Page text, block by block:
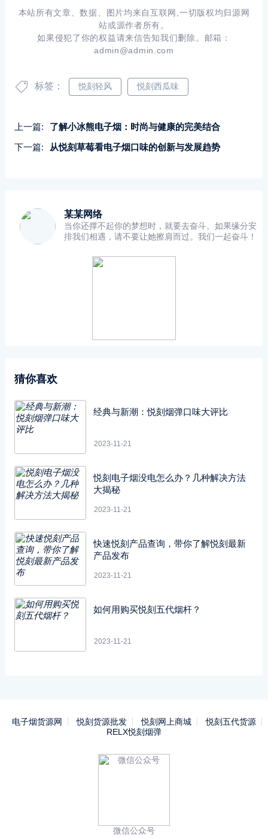
本站所有文章、数据、图片均来自互联网,一切版权均归源网
站或源作者所有。
如果侵犯了你的权益请来信告知我们删除。邮箱：
admin@admin.com
标签： 悦刻轻风 悦刻西瓜味
上一篇:
了解小冰熊电子烟：时尚与健康的完美结合
下一篇:
从悦刻草莓看电子烟口味的创新与发展趋势
某某网络
当你还撑不起你的梦想时，就要去奋斗。如果缘分安
排我们相遇，请不要让她擦肩而过。我们一起奋斗！
猜你喜欢
经典与新潮：悦刻烟弹口味大评比
2023-11-21
悦刻电子烟没电怎么办？几种解决方法
大揭秘
2023-11-21
快速悦刻产品查询，带你了解悦刻最新
产品发布
2023-11-21
如何用购买悦刻五代烟杆？
2023-11-21
电子烟货源网 悦刻货源批发 悦刻网上商城
悦刻五代货源
RELX悦刻烟弹
微信公众号